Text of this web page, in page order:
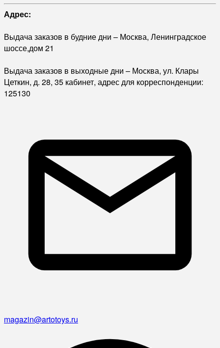
Адрес:
Выдача заказов в будние дни – Москва, Ленинградское
шоссе,дом 21
Выдача заказов в выходные дни – Москва, ул. Клары
Цеткин, д. 28, 35 кабинет, адрес для корреспонденции:
125130
magazin@artotoys.ru